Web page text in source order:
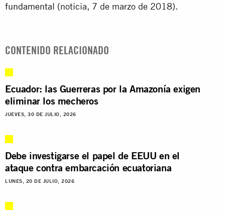
fundamental (noticia, 7 de marzo de 2018).
CONTENIDO RELACIONADO
Ecuador: las Guerreras por la Amazonía exigen
eliminar los mecheros
JUEVES, 30 DE JULIO, 2026
Debe investigarse el papel de EEUU en el
ataque contra embarcación ecuatoriana
LUNES, 20 DE JULIO, 2026